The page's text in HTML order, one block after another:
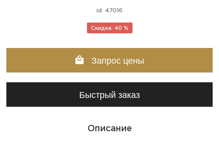
id: 47016
Скидка: 40 %
Запрос цены
Быстрый заказ
Описание